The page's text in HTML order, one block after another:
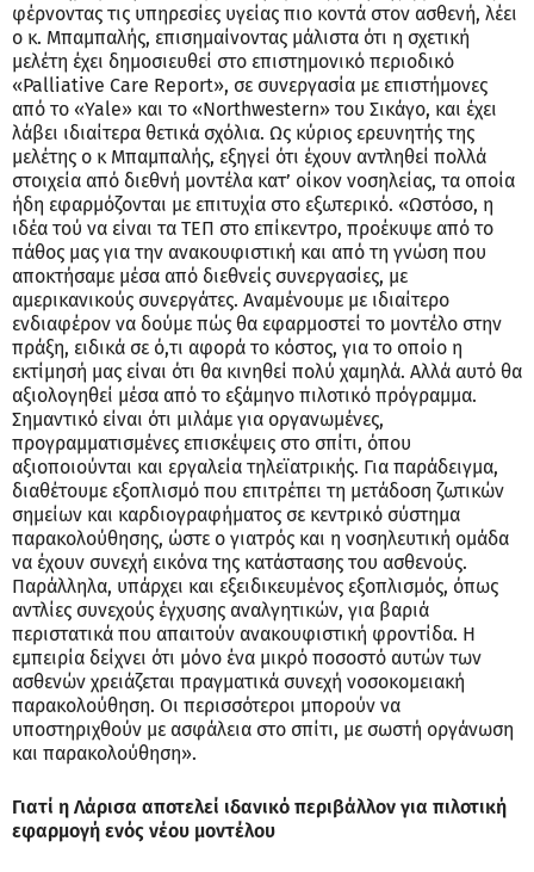
φέρνοντας τις υπηρεσίες υγείας πιο κοντά στον ασθενή, λέει
ο κ. Μπαμπαλής, επισημαίνοντας μάλιστα ότι η σχετική
μελέτη έχει δημοσιευθεί στο επιστημονικό περιοδικό
«Palliative Care Report», σε συνεργασία με επιστήμονες
από το «Yale» και το «Northwestern» του Σικάγο, και έχει
λάβει ιδιαίτερα θετικά σχόλια. Ως κύριος ερευνητής της
μελέτης ο κ Μπαμπαλής, εξηγεί ότι έχουν αντληθεί πολλά
στοιχεία από διεθνή μοντέλα κατ’ οίκον νοσηλείας, τα οποία
ήδη εφαρμόζονται με επιτυχία στο εξωτερικό. «Ωστόσο, η
ιδέα τού να είναι τα ΤΕΠ στο επίκεντρο, προέκυψε από το
πάθος μας για την ανακουφιστική και από τη γνώση που
αποκτήσαμε μέσα από διεθνείς συνεργασίες, με
αμερικανικούς συνεργάτες. Αναμένουμε με ιδιαίτερο
ενδιαφέρον να δούμε πώς θα εφαρμοστεί το μοντέλο στην
πράξη, ειδικά σε ό,τι αφορά το κόστος, για το οποίο η
εκτίμησή μας είναι ότι θα κινηθεί πολύ χαμηλά. Αλλά αυτό θα
αξιολογηθεί μέσα από το εξάμηνο πιλοτικό πρόγραμμα.
Σημαντικό είναι ότι μιλάμε για οργανωμένες,
προγραμματισμένες επισκέψεις στο σπίτι, όπου
αξιοποιούνται και εργαλεία τηλεϊατρικής. Για παράδειγμα,
διαθέτουμε εξοπλισμό που επιτρέπει τη μετάδοση ζωτικών
σημείων και καρδιογραφήματος σε κεντρικό σύστημα
παρακολούθησης, ώστε ο γιατρός και η νοσηλευτική ομάδα
να έχουν συνεχή εικόνα της κατάστασης του ασθενούς.
Παράλληλα, υπάρχει και εξειδικευμένος εξοπλισμός, όπως
αντλίες συνεχούς έγχυσης αναλγητικών, για βαριά
περιστατικά που απαιτούν ανακουφιστική φροντίδα. Η
εμπειρία δείχνει ότι μόνο ένα μικρό ποσοστό αυτών των
ασθενών χρειάζεται πραγματικά συνεχή νοσοκομειακή
παρακολούθηση. Οι περισσότεροι μπορούν να
υποστηριχθούν με ασφάλεια στο σπίτι, με σωστή οργάνωση
και παρακολούθηση».
Γιατί η Λάρισα αποτελεί ιδανικό περιβάλλον για πιλοτική
εφαρμογή ενός νέου μοντέλου